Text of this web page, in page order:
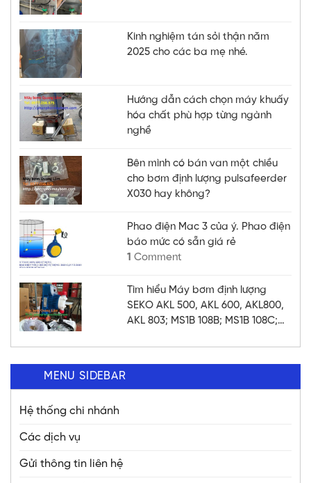
Kinh nghiệm tán sỏi thận năm
2025 cho các ba mẹ nhé.
Hướng dẫn cách chọn máy khuấy
hóa chất phù hợp từng ngành
nghề
Bên mình có bán van một chiều
cho bơm định lượng pulsafeerder
X030 hay không?
Phao điện Mac 3 của ý. Phao điện
báo mức có sẵn giá rẻ
1 Comment
Tìm hiểu Máy bơm định lượng
SEKO AKL 500, AKL 600, AKL800,
AKL 803; MS1B 108B; MS1B 108C;
MM2H157 chất lượng
MENU SIDEBAR
Hệ thống chi nhánh
Các dịch vụ
Gửi thông tin liên hệ